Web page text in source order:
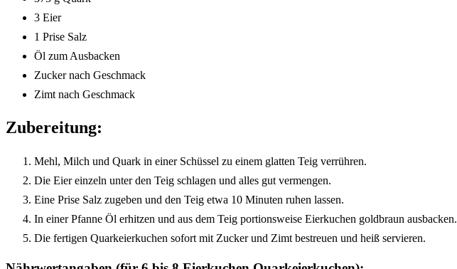
3 Eier
1 Prise Salz
Öl zum Ausbacken
Zucker nach Geschmack
Zimt nach Geschmack
Zubereitung:
Mehl, Milch und Quark in einer Schüssel zu einem glatten Teig verrühren.
Die Eier einzeln unter den Teig schlagen und alles gut vermengen.
Eine Prise Salz zugeben und den Teig etwa 10 Minuten ruhen lassen.
In einer Pfanne Öl erhitzen und aus dem Teig portionsweise Eierkuchen goldbraun ausbacken.
Die fertigen Quarkeierkuchen sofort mit Zucker und Zimt bestreuen und heiß servieren.